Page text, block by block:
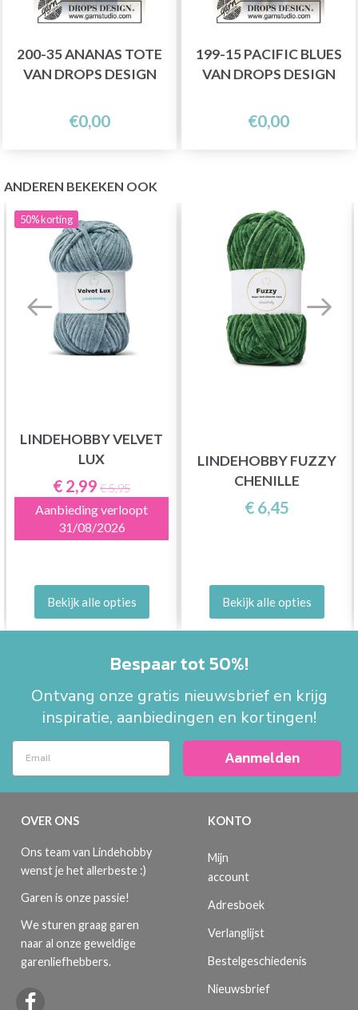
200-35 ANANAS TOTE
VAN DROPS DESIGN
€0,00
199-15 PACIFIC BLUES
VAN DROPS DESIGN
€0,00
ANDEREN BEKEKEN OOK
50%korting
LINDEHOBBY VELVET
LUX
€ 2,99 € 5,95
Aanbieding verloopt
31/08/2026
Bekijk alle opties
LINDEHOBBY FUZZY
CHENILLE
€ 6,45
Bekijk alle opties
Bespaar tot 50%!
Ontvang onze gratis nieuwsbrief en krijg
inspiratie, aanbiedingen en kortingen!
Aanmelden
OVER ONS
Ons team van Lindehobby
wenst je het allerbeste :)
Garen is onze passie!
We sturen graag garen
naar al onze geweldige
garenliefhebbers.
KONTO
Mijn
account
Adresboek
Verlanglijst
Bestelgeschiedenis
Nieuwsbrief